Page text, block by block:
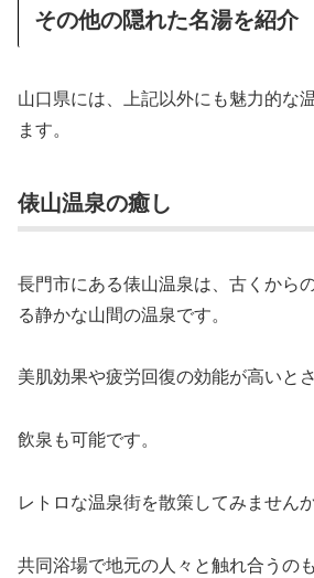
その他の隠れた名湯を紹介
山口県には、上記以外にも魅力的な
ます。
俵山温泉の癒し
長門市にある俵山温泉は、古くから
る静かな山間の温泉です。
美肌効果や疲労回復の効能が高いと
飲泉も可能です。
レトロな温泉街を散策してみません
共同浴場で地元の人々と触れ合うの